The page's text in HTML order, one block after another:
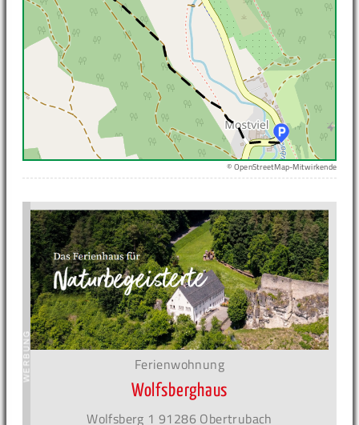
© OpenStreetMap-Mitwirkende
Ferienwohnung
Wolfsberghaus
Wolfsberg 1 91286 Obertrubach